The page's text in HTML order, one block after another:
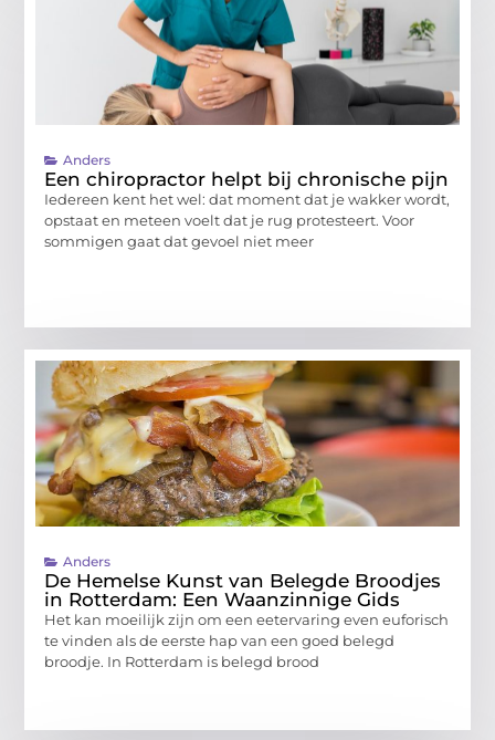
Anders
Een chiropractor helpt bij chronische pijn
Iedereen kent het wel: dat moment dat je wakker wordt,
opstaat en meteen voelt dat je rug protesteert. Voor
sommigen gaat dat gevoel niet meer
Anders
De Hemelse Kunst van Belegde Broodjes
in Rotterdam: Een Waanzinnige Gids
Het kan moeilijk zijn om een eetervaring even euforisch
te vinden als de eerste hap van een goed belegd
broodje. In Rotterdam is belegd brood